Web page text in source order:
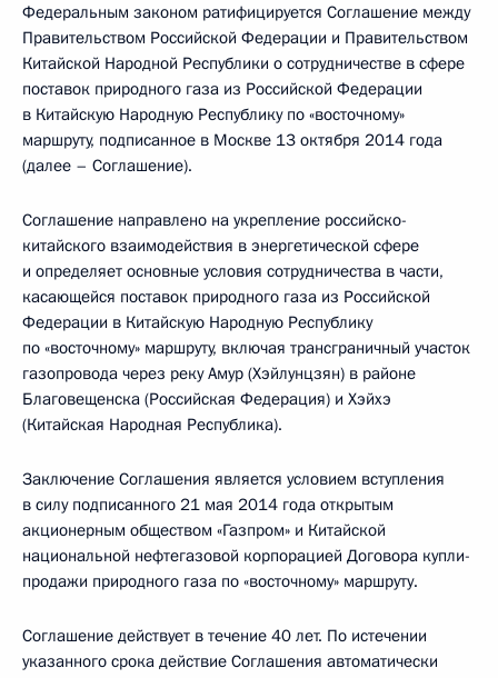
Федеральным законом ратифицируется Соглашение между
Правительством Российской Федерации и Правительством
Китайской Народной Республики о сотрудничестве в сфере
поставок природного газа из Российской Федерации
в Китайскую Народную Республику по «восточному»
маршруту, подписанное в Москве 13 октября 2014 года
(далее – Соглашение).
Соглашение направлено на укрепление российско-
китайского взаимодействия в энергетической сфере
и определяет основные условия сотрудничества в части,
касающейся поставок природного газа из Российской
Федерации в Китайскую Народную Республику
по «восточному» маршруту, включая трансграничный участок
газопровода через реку Амур (Хэйлунцзян) в районе
Благовещенска (Российская Федерация) и Хэйхэ
(Китайская Народная Республика).
Заключение Соглашения является условием вступления
в силу подписанного 21 мая 2014 года открытым
акционерным обществом «Газпром» и Китайской
национальной нефтегазовой корпорацией Договора купли-
продажи природного газа по «восточному» маршруту.
Соглашение действует в течение 40 лет. По истечении
указанного срока действие Соглашения автоматически